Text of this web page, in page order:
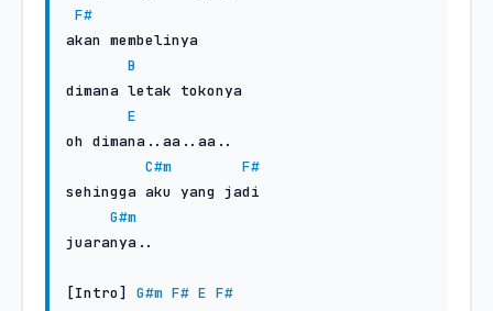
F#
akan membelinya
B
dimana letak tokonya
E
oh dimana..aa..aa..
C#m
F#
sehingga aku yang jadi
G#m
juaranya..
[Intro] G#m F# E F#